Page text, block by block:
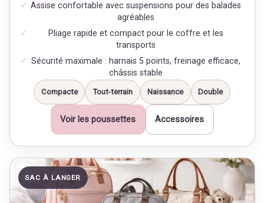
Assise confortable avec suspensions pour des balades
agréables
Pliage rapide et compact pour le coffre et les
transports
Sécurité maximale : harnais 5 points, freinage efficace,
châssis stable
Compacte Tout-terrain Naissance Double
Voir les poussettes Accessoires
SAC À LANGER